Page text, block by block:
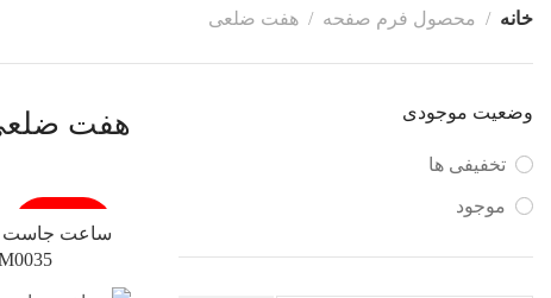
خانه محصول فرم صفحه هفت ضلعی
وضعیت موجودی
تخفیفی ها
موجود
هفت
فروخته شد
ساعت جاست